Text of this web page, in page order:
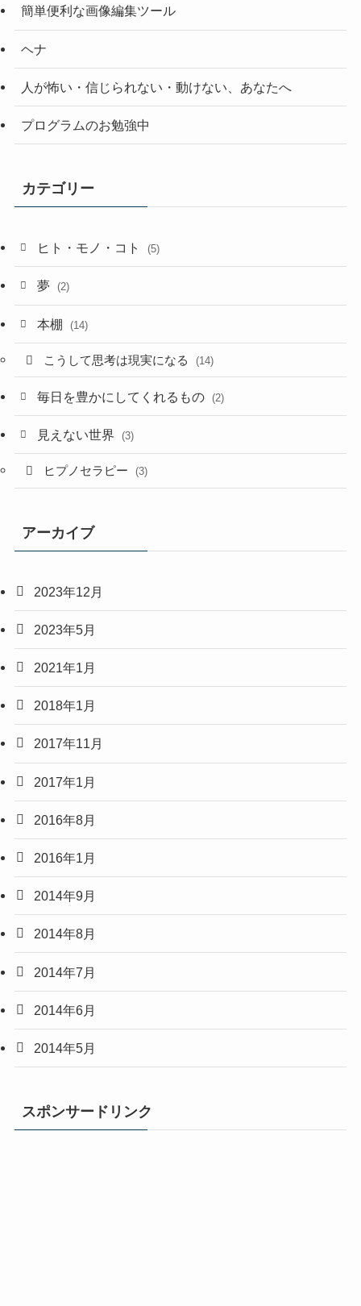
簡単便利な画像編集ツール
ヘナ
人が怖い・信じられない・動けない、あなたへ
プログラムのお勉強中
カテゴリー
ヒト・モノ・コト (5)
夢 (2)
本棚 (14)
こうして思考は現実になる (14)
毎日を豊かにしてくれるもの (2)
見えない世界 (3)
ヒプノセラピー (3)
アーカイブ
2023年12月
2023年5月
2021年1月
2018年1月
2017年11月
2017年1月
2016年8月
2016年1月
2014年9月
2014年8月
2014年7月
2014年6月
2014年5月
スポンサードリンク